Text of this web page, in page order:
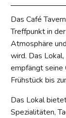
Das Café
Treffpunkt in
Atmosphäre
wird. Das
empfängt seine
Frühstück bis
Das Lokal
Spezialitäten,